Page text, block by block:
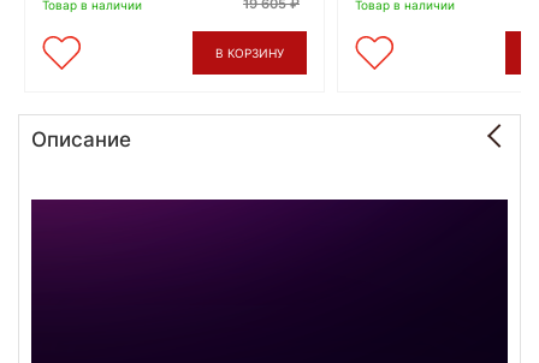
Товар в наличии 19 605
В КОРЗИНУ
Товар в наличии
Описание